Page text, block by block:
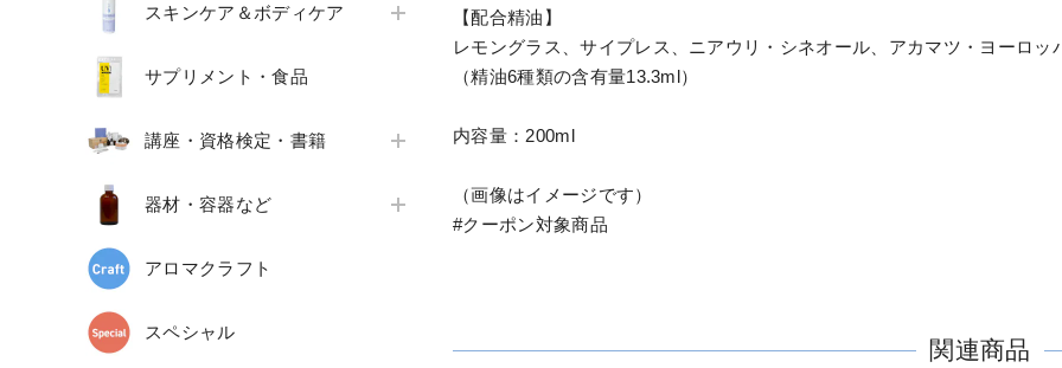
スキンケア＆ボディケア
サプリメント・食品
講座・資格検定・書籍
器材・容器など
アロマクラフト
スペシャル
【配合精油】
レモングラス、サイプレス、ニアウリ・シネオール、アカマツ・ヨーロ
（精油6種類の含有量13.3ml）
内容量：200ml
（画像はイメージです）
#クーポン対象商品
関連商品